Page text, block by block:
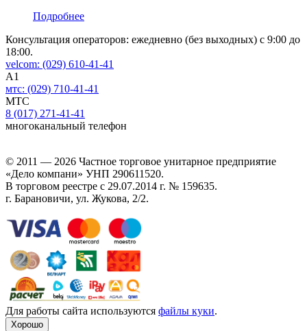
Подробнее
Консультация операторов: ежедневно (без выходных) с 9:00 до
18:00.
velcom: (029) 610-41-41
A1
мтс: (029) 710-41-41
MTC
8 (017) 271-41-41
многоканальный телефон
© 2011 — 2026 Частное торговое унитарное предприятие
«Дело компани» УНП 290611520.
В торговом реестре с 29.07.2014 г. № 159635.
г. Барановичи, ул. Жукова, 2/2.
Для работы сайта используются файлы куки.
Хорошо